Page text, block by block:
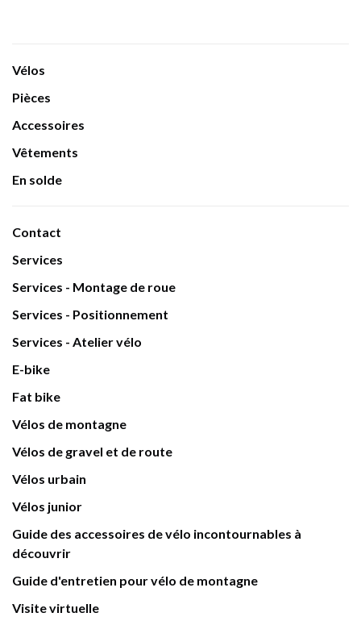
Vélos
Pièces
Accessoires
Vêtements
En solde
Contact
Services
Services - Montage de roue
Services - Positionnement
Services - Atelier vélo
E-bike
Fat bike
Vélos de montagne
Vélos de gravel et de route
Vélos urbain
Vélos junior
Guide des accessoires de vélo incontournables à
découvrir
Guide d'entretien pour vélo de montagne
Visite virtuelle